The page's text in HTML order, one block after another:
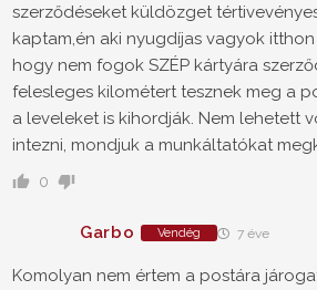
szerződéseket küldözget
kaptam,én aki nyugdíjas vagyok
hogy nem fogok SZÉP kártyára
felesleges kilométert tesznek meg a
a leveleket is kihordják. Nem lehetett
intezni, mondjuk a munkáltatókat
0
Garbo Vendég 7 éve
Komolyan nem értem a postára